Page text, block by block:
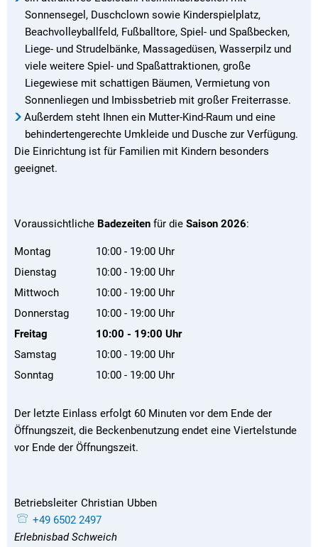
Sonnensegel, Duschclown sowie Kinderspielplatz,
Beachvolleyballfeld, Fußballtore, Spiel- und Spaßbecken,
Liege- und Strudelbänke, Massagedüsen, Wasserpilz und
viele weitere Spiel- und Spaßattraktionen, große
Liegewiese mit schattigen Bäumen, Vermietung von
Sonnenliegen und Imbissbetrieb mit großer Freiterrasse.
Außerdem steht Ihnen ein Mutter-Kind-Raum und eine
behindertengerechte Umkleide und Dusche zur Verfügung.
Die Einrichtung ist für Familien mit Kindern besonders
geeignet.
Voraussichtliche Badezeiten für die Saison 2026:
Montag 10:00 - 19:00 Uhr
Von 10:00 bis 19:00 Uhr
Dienstag 10:00 - 19:00 Uhr
Von 10:00 bis 19:00 Uhr
Mittwoch 10:00 - 19:00 Uhr
Von 10:00 bis 19:00 Uhr
Donnerstag 10:00 - 19:00 Uhr
Von 10:00 bis 19:00 Uhr
Freitag 10:00 - 19:00 Uhr
Von 10:00 bis 19:00 Uhr
Samstag 10:00 - 19:00 Uhr
Von 10:00 bis 19:00 Uhr
Sonntag 10:00 - 19:00 Uhr
Der letzte Einlass erfolgt 60 Minuten vor dem Ende der
Öffnungszeit, die Beckenbenutzung endet eine Viertelstunde
vor Ende der Öffnungszeit.
Betriebsleiter Christian Ubben
+49 6502 2497
Erlebnisbad Schweich